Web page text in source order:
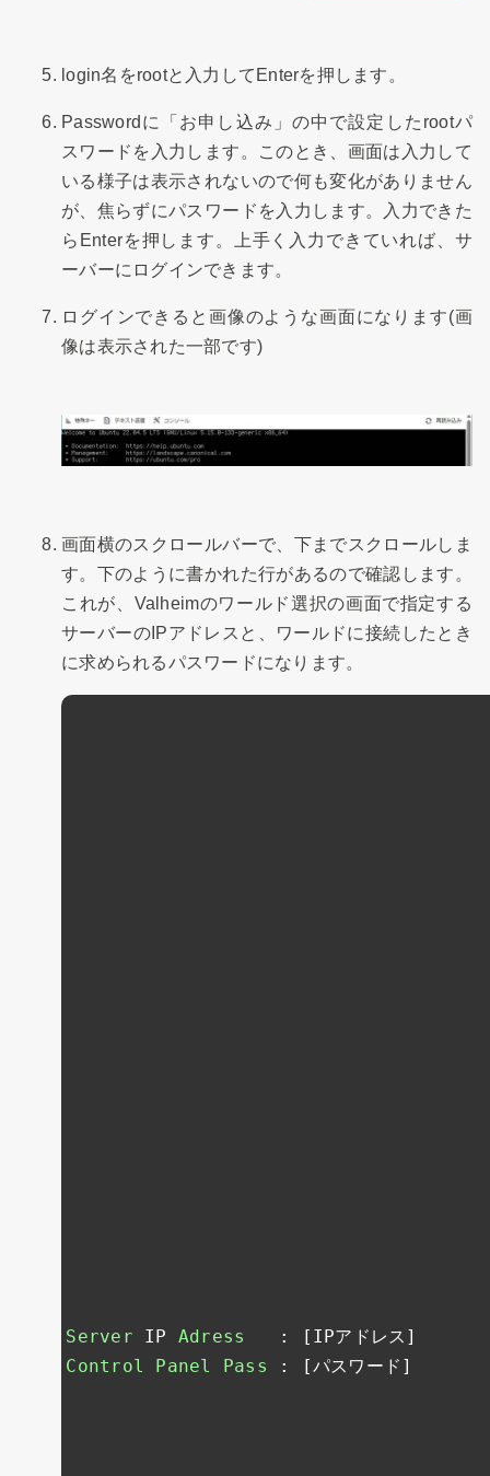
login名をrootと入力してEnterを押します。
Passwordに「お申し込み」の中で設定したrootパ
スワードを入力します。このとき、画面は入力して
いる様子は表示されないので何も変化がありません
が、焦らずにパスワードを入力します。入力できた
らEnterを押します。上手く入力できていれば、サ
ーバーにログインできます。
ログインできると画像のような画面になります(画
像は表示された一部です)
画面横のスクロールバーで、下までスクロールしま
す。下のように書かれた行があるので確認します。
これが、Valheimのワールド選択の画面で指定する
サーバーのIPアドレスと、ワールドに接続したとき
に求められるパスワードになります。
Server IP Adress : [ IPアドレス]
Control
Panel Pass : [パスワード]